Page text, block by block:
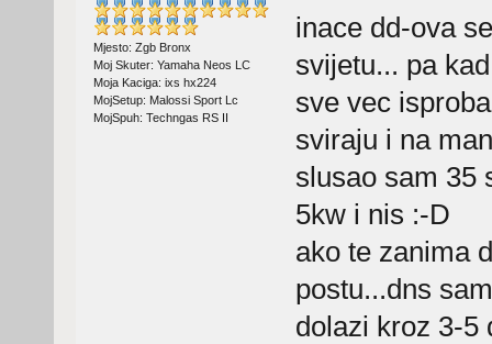
Mjesto: Zgb Bronx
Moj Skuter: Yamaha Neos LC
Moja Kaciga: ixs hx224
MojSetup: Malossi Sport Lc
MojSpuh: Techngas RS II
inace dd-ova
svijetu... pa
sve vec
sviraju i na
slusao sam 35
5kw i nis :-D
ako te zanima
postu...dns
dolazi kroz 3-5